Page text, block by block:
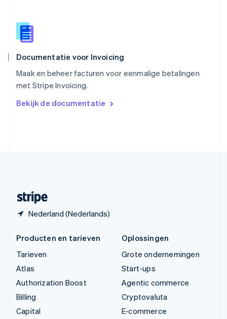
Documentatie voor Invoicing
Maak en beheer facturen voor eenmalige betalingen
met Stripe Invoicing.
Bekijk de documentatie
Nederland (Nederlands)
Español
Thailand
Tsjechië
Vasteland van China
简体中文 English
English
Producten en tarieven
Tarieven
Atlas
Authorization Boost
Billing
Capital
Oplossingen
Grote ondernemingen
Start-ups
Agentic commerce
Cryptovaluta
E-commerce